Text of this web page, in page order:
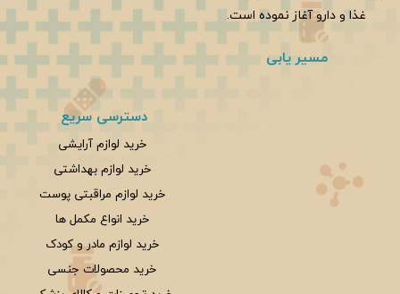
غذا و دارو آغاز نموده است.
مسیر یابی
دسترسی سریع
خرید لوازم آرایشی
خرید لوازم بهداشتی
خرید لوازم مراقبتی پوست
خرید انواع مکمل ها
خرید لوازم مادر و کودک
خرید محصولات جنسی